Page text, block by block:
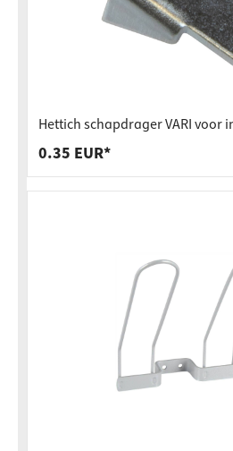
Hettich schapdrager VARI voor
0.35 EUR*